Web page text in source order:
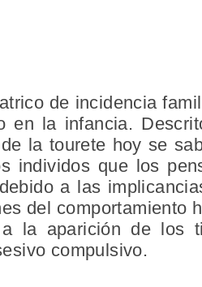
de incidencia
en la infancia.
la tourete hoy se
individos que los
a las
del comportamiento
a la aparición de los
compulsivo.